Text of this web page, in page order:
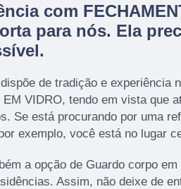
com
para nós. Ela
de tradição e experiência
EM VIDRO, tendo em vista que
Se está procurando por uma
exemplo, você está no lugar
a opção de Guardo corpo
Assim, não deixe de